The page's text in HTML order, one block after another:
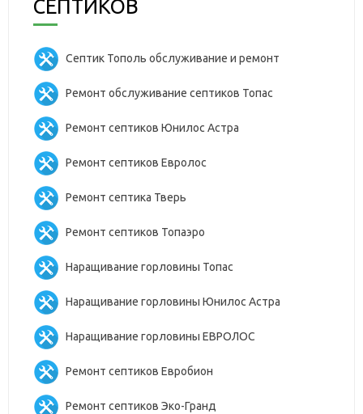
СЕПТИКОВ
Септик Тополь обслуживание и ремонт
Ремонт обслуживание септиков Топас
Ремонт септиков Юнилос Астра
Ремонт септиков Евролос
Ремонт септика Тверь
Ремонт септиков Топаэро
Наращивание горловины Топас
Наращивание горловины Юнилос Астра
Наращивание горловины ЕВРОЛОС
Ремонт септиков Евробион
Ремонт септиков Эко-Гранд